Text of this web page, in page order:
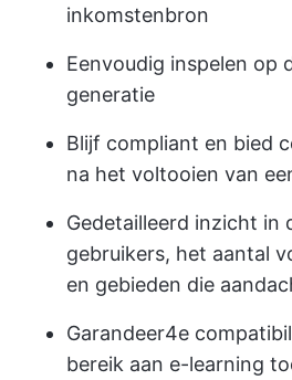
inkomstenbron
Eenvoudig inspelen op
generatie
Blijf compliant en bied
na het voltooien van
Gedetailleerd inzicht in
gebruikers, het aantal
en gebieden die
Garandeer4e
bereik aan e-learning